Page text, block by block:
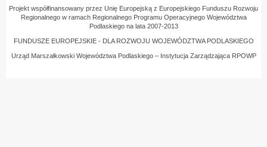
Projekt współfinansowany przez Unię Europejską z Europejskiego Funduszu Rozwoju
Regionalnego w ramach Regionalnego Programu Operacyjnego Województwa
Podlaskiego na lata 2007-2013
FUNDUSZE EUROPEJSKIE - DLA ROZWOJU WOJEWÓDZTWA PODLASKIEGO
Urząd Marszałkowski Województwa Podlaskiego – Instytucja Zarządzająca RPOWP